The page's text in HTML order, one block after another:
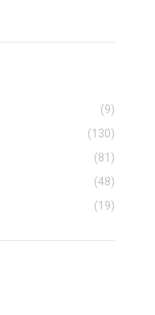
(9)
(130)
(81)
(48)
(19)